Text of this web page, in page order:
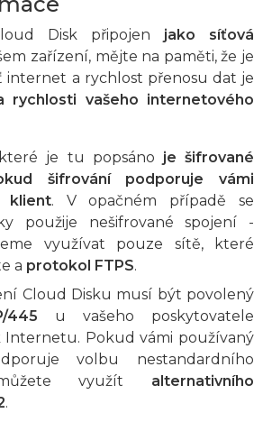
Disk připojen jako síťová
zařízení, mějte na paměti, že je
internet a rychlost přenosu dat je
rychlosti vašeho internetového
je tu popsáno je šifrované
šifrování podporuje vámi
klient. V opačném případě se
použije nešifrované spojení -
využívat pouze sítě, které
a protokol FTPS.
Cloud Disku musí být povolený
445 u vašeho poskytovatele
Internetu. Pokud vámi používaný
volbu nestandardního
využít alternativního
.